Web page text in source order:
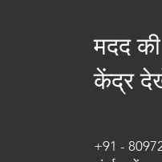
मदद
केंद्र
+91 -